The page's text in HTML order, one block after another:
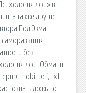
лжи» в
а также другие
Пол Экман -
и без
лжи. Обмани
epub, mobi, pdf, txt
ложь по